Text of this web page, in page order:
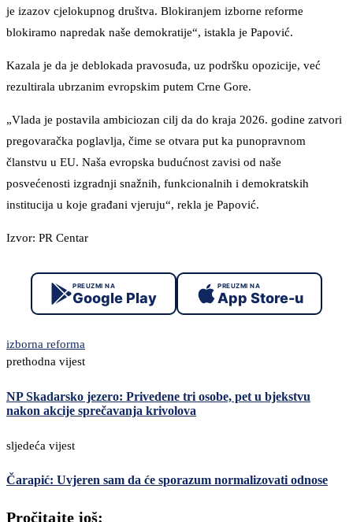
je izazov cjelokupnog društva. Blokiranjem izborne reforme
blokiramo napredak naše demokratije“, istakla je Papović.
Kazala je da je deblokada pravosuđa, uz podršku opozicije, već
rezultirala ubrzanim evropskim putem Crne Gore.
„Vlada je postavila ambiciozan cilj da do kraja 2026. godine zatvori
pregovaračka poglavlja, čime se otvara put ka punopravnom
članstvu u EU. Naša evropska budućnost zavisi od naše
posvećenosti izgradnji snažnih, funkcionalnih i demokratskih
institucija u koje građani vjeruju“, rekla je Papović.
Izvor: PR Centar
PREUZMI NA
Google Play
PREUZMI NA
App Store-u
izborna reforma
prethodna vijest
NP Skadarsko jezero: Privedene tri osobe, pet u bjekstvu
nakon akcije sprečavanja krivolova
sljedeća vijest
Čarapić: Uvjeren sam da će sporazum normalizovati odnose
Pročitajte još: